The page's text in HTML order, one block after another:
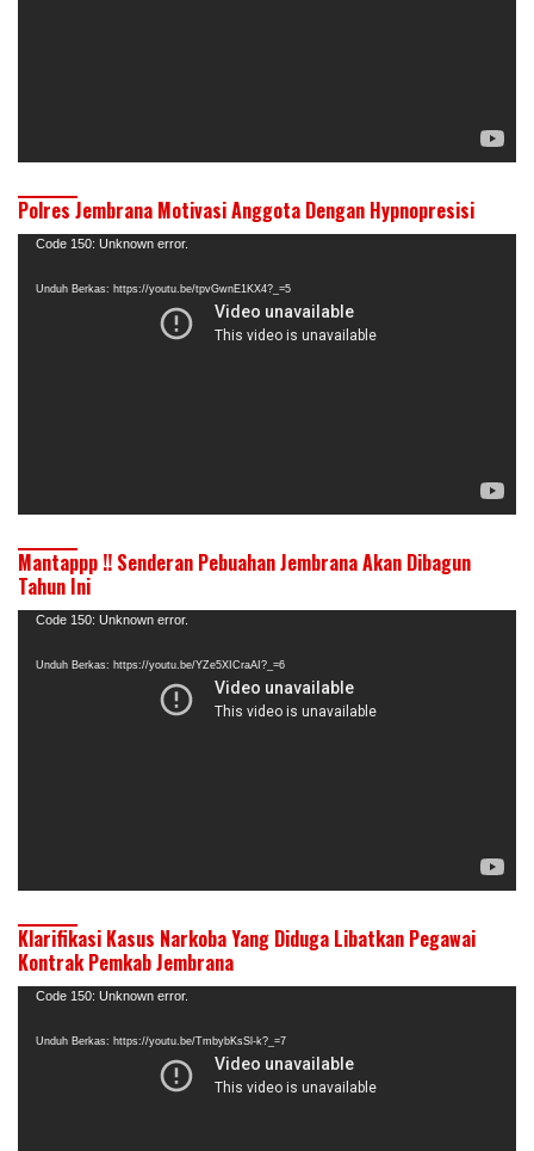
Polres Jembrana Motivasi Anggota Dengan Hypnopresisi
Pemutar
Code 150: Unknown error.
Unduh Berkas: https://youtu.be/tpvGwnE1KX4?_=5
Mantappp !! Senderan Pebuahan Jembrana Akan Dibagun
Tahun Ini
Pemutar
Code 150: Unknown error.
Unduh Berkas: https://youtu.be/YZe5XICraAI?_=6
Klarifikasi Kasus Narkoba Yang Diduga Libatkan Pegawai
Kontrak Pemkab Jembrana
Pemutar
Code 150: Unknown error.
Unduh Berkas: https://youtu.be/TmbybKsSl-k?_=7